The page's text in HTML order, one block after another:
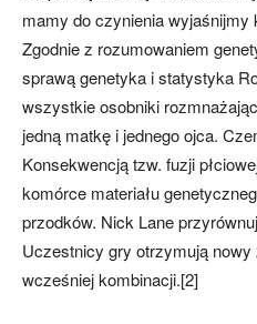
mamy do czynienia
Zgodnie z rozumowaniem
sprawą genetyka i statystyka
wszystkie osobniki
jedną matkę i jednego ojca.
Konsekwencją tzw. fuzji
komórce materiału
przodków. Nick Lane
Uczestnicy gry otrzymują
wcześniej kombinacji.[2]